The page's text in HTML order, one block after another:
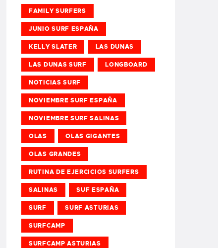
FAMILY SURFERS
JUNIO SURF ESPAÑA
KELLY SLATER LAS DUNAS
LAS DUNAS SURF LONGBOARD
NOTICIAS SURF
NOVIEMBRE SURF ESPAÑA
NOVIEMBRE SURF SALINAS
OLAS OLAS GIGANTES
OLAS GRANDES
RUTINA DE EJERCICIOS SURFERS
SALINAS SUF ESPAÑA
SURF SURF ASTURIAS
SURFCAMP
SURFCAMP ASTURIAS